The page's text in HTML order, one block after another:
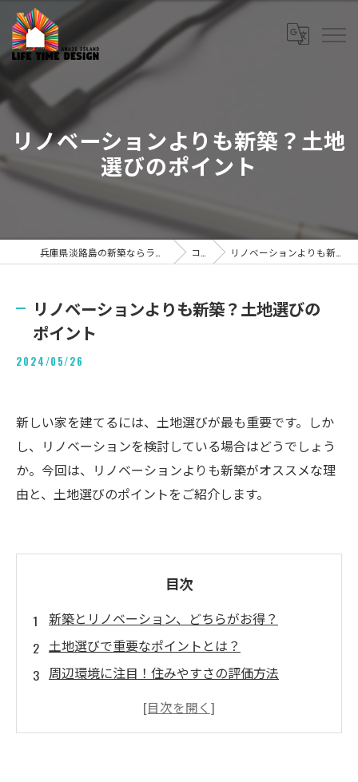
リノベーションよりも新築？土地
選びのポイント
コラム リノベーションよりも新築？土地選びのポイント
リノベーションよりも新築？土地選びの
ポイント
2024/05/26
新しい家を建てるには、土地選びが最も重要です。しか
し、リノベーションを検討している場合はどうでしょう
か。今回は、リノベーションよりも新築がオススメな理
由と、土地選びのポイントをご紹介します。
目次
新築とリノベーション、どちらがお得？
土地選びで重要なポイントとは？
周辺環境に注目！住みやすさの評価方法
建築基準法の把握が必要？土地の利用可能性